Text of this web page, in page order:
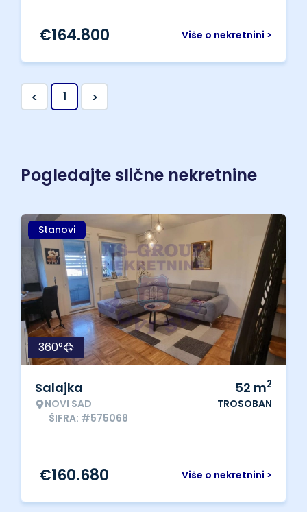
Više o nekretnini >
€164.800
< 1 >
Pogledajte slične nekretnine
Stanovi
360°
Salajka
NOVI SAD
ŠIFRA: #575068
52 m2
TROSOBAN
Više o nekretnini >
€160.680